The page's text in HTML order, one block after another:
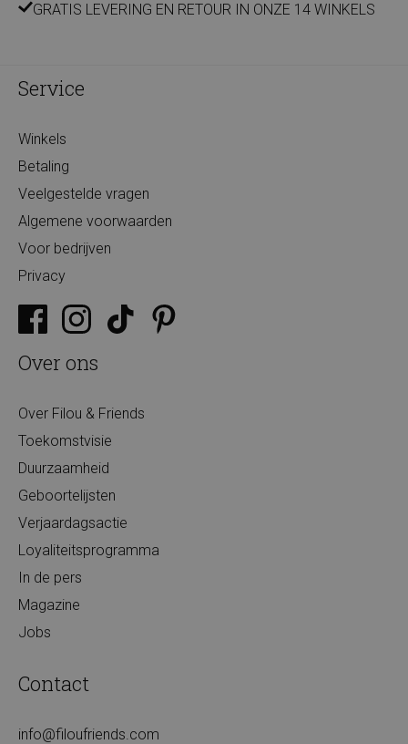
GRATIS LEVERING EN RETOUR IN ONZE 14 WINKELS
Service
Winkels
Betaling
Veelgestelde vragen
Algemene voorwaarden
Voor bedrijven
Privacy
Over ons
Over Filou & Friends
Toekomstvisie
Duurzaamheid
Geboortelijsten
Verjaardagsactie
Loyaliteitsprogramma
In de pers
Magazine
Jobs
Contact
info@filoufriends.com